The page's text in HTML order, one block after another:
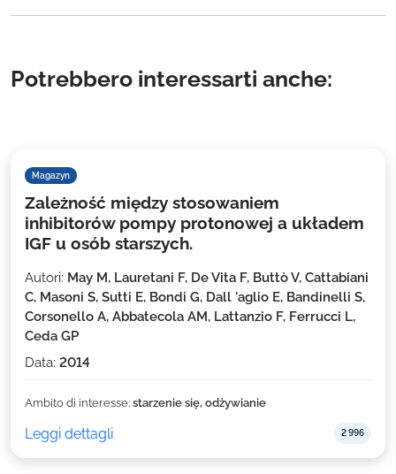
Potrebbero interessarti anche:
Magazyn
2 996
Zależność między stosowaniem
inhibitorów pompy protonowej a układem
IGF u osób starszych.
Autori: May M, Lauretani F, De Vita F, Buttò V, Cattabiani
C, Masoni S, Sutti E, Bondi G, Dall 'aglio E, Bandinelli S,
Corsonello A, Abbatecola AM, Lattanzio F, Ferrucci L,
Ceda GP
Data: 2014
Ambito di interesse: starzenie się, odżywianie
Leggi dettagli